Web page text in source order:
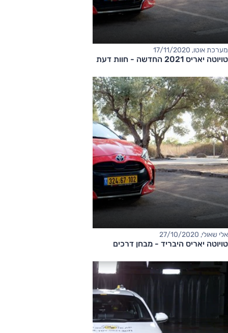
מערכת אוטו, 17/11/2020
טויוטה יאריס 2021 החדשה - חוות דעת
אלי שאולי, 27/10/2020
טויוטה יאריס היבריד - מבחן דרכים